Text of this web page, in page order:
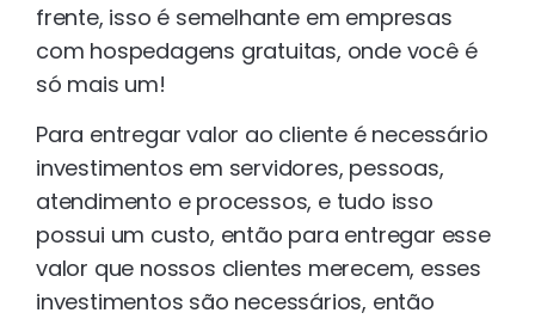
frente, isso é semelhante em empresas
com hospedagens gratuitas, onde você é
só mais um!
Para entregar valor ao cliente é necessário
investimentos em servidores, pessoas,
atendimento e processos, e tudo isso
possui um custo, então para entregar esse
valor que nossos clientes merecem, esses
investimentos são necessários, então